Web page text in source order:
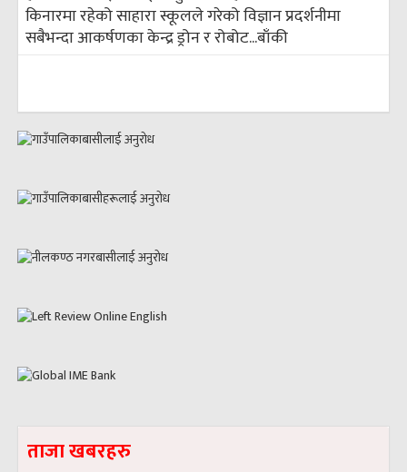
किनारमा रहेको साहारा स्कूलले गरेको विज्ञान प्रदर्शनीमा
सबैभन्दा आकर्षणका केन्द्र ड्रोन र रोबोट...बाँकी
ताजा खबरहरु